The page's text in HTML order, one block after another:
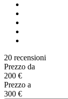
20 recensioni
Prezzo da
200 €
Prezzo a
300 €